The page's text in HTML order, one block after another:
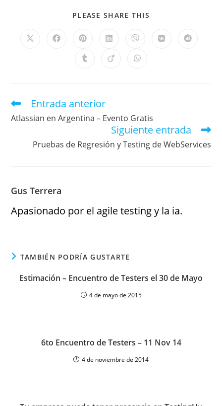
PLEASE SHARE THIS
Entrada anterior
Atlassian en Argentina – Evento Gratis
Siguiente entrada
Pruebas de Regresión y Testing de WebServices
Gus Terrera
Apasionado por el agile testing y la ia.
TAMBIÉN PODRÍA GUSTARTE
Estimación – Encuentro de Testers el 30 de Mayo
4 de mayo de 2015
6to Encuentro de Testers – 11 Nov 14
4 de noviembre de 2014